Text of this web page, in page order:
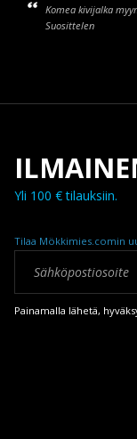
Komea kivijalka
Suosittelen
Yli 100 € tilauksiin.
Tilaa Mökkimies.comin
Painamalla lähetä,